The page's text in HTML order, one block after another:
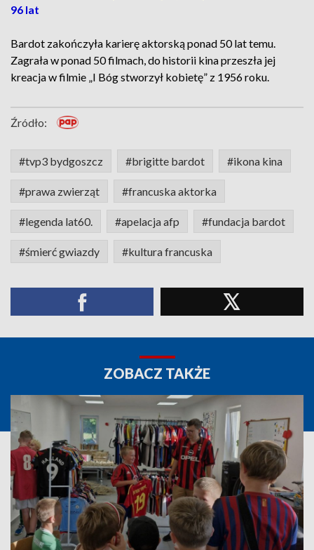
96 lat
Bardot zakończyła karierę aktorską ponad 50 lat temu.
Zagrała w ponad 50 filmach, do historii kina przeszła jej
kreacja w filmie „I Bóg stworzył kobietę” z 1956 roku.
Źródło:
#tvp3 bydgoszcz #brigitte bardot #ikona kina
#prawa zwierząt #francuska aktorka
#legenda lat60. #apelacja afp #fundacja bardot
#śmierć gwiazdy #kultura francuska
ZOBACZ TAKŻE